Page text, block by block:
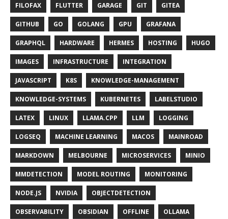
FILOFAX FLUTTER GARAGE GIT GITEA
GITHUB GO GOLANG GPU GRAFANA
GRAPHQL HARDWARE HERMES HOSTING HUGO
IMAGES INFRASTRUCTURE INTEGRATION
JAVASCRIPT K8S KNOWLEDGE-MANAGEMENT
KNOWLEDGE-SYSTEMS KUBERNETES LABELSTUDIO
LATEX LINUX LLAMA.CPP LLM LOGGING
LOGSEQ MACHINE LEARNING MACOS MAINROAD
MARKDOWN MELBOURNE MICROSERVICES MINIO
MMDETECTION MODEL ROUTING MONITORING
NODE.JS NVIDIA OBJECTDETECTION
OBSERVABILITY OBSIDIAN OFFLINE OLLAMA